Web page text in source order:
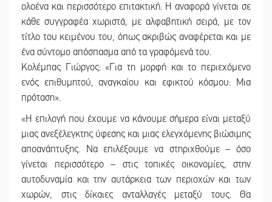
ολοένα και περισσότερο επιτακτική. Η αναφορά γίνεται σε
κάθε συγγραφέα χωριστά, με αλφαβητική σειρά, με τον
τίτλο του κειμένου του, όπως ακριβώς αναφέρεται και με
ένα σύντομο απόσπασμα από τα γραφόμενά του.
Κολέμπας Γιώργος: «Για τη μορφή και το περιεχόμενο
ενός επιθυμητού, αναγκαίου και εφικτού κόσμου: Μια
πρόταση».
«Η επιλογή που έχουμε να κάνουμε σήμερα είναι μεταξύ
μιας ανεξέλεγκτης ύφεσης και μιας ελεγχόμενης βιώσιμης
αποανάπτυξης. Να επιλέξουμε να στηριχθούμε – όσο
γίνεται περισσότερο – στις τοπικές οικονομίες, στην
αυτοδυναμία και την αυτάρκεια των περιοχών και των
χωρών, στις δίκαιες ανταλλαγές μεταξύ τους. Θα